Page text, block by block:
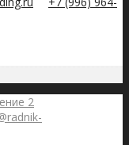
2